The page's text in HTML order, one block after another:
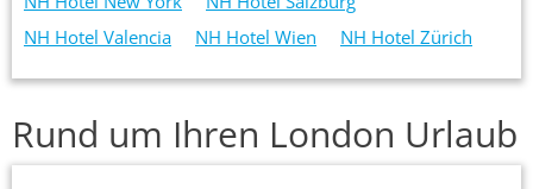
NH Hotel Valencia
NH Hotel Wien NH Hotel Zürich
Rund um Ihren London Urlaub